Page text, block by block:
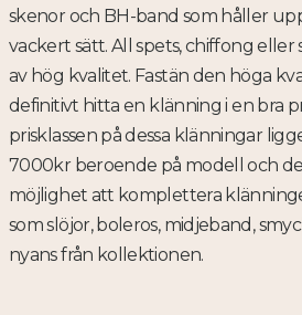
skenor och BH-band som håller
vackert sätt. All spets, chiffong eller
av hög kvalitet. Fastän den höga
definitivt hitta en klänning i en bra
prisklassen på dessa klänningar
7000kr beroende på modell och
möjlighet att komplettera
som slöjor, boleros, midjeband,
nyans från kollektionen.